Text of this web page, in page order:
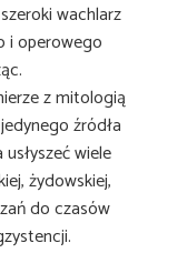
wachlarz
i operowego
z mitologią
źródła
wiele
żydowskiej,
do czasów